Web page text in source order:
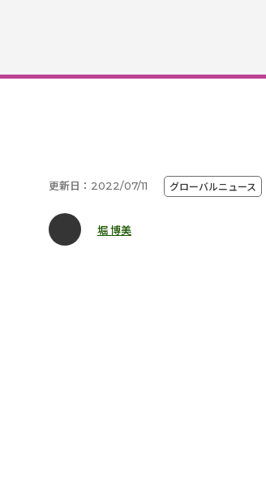
更新日：2022/07/11 グローバルニュース
堀 博美